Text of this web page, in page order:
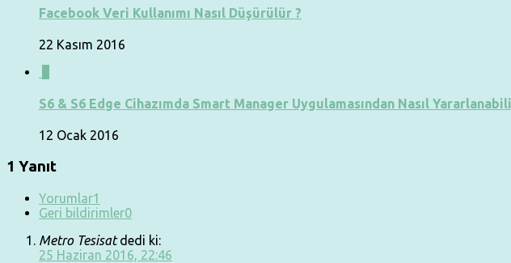
Facebook Veri Kullanımı Nasıl Düşürülür ?
22 Kasım 2016
S6 & S6 Edge Cihazımda Smart Manager Uygulamasından Nasıl
12 Ocak 2016
1 Yanıt
Yorumlar1
Geri bildirimler0
Metro Tesisat dedi ki:
25 Haziran 2016, 22:46